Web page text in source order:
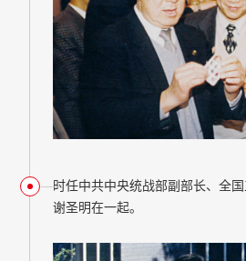
时任中共中央统战部副部长、全
谢圣明在一起。